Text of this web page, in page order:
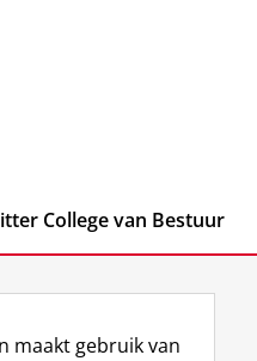
College van Bestuur
maakt gebruik van